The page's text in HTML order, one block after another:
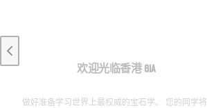
欢迎光临香港 GIA
做好准备学习世界上最权威的宝石学。 您的同学将
Previous slide